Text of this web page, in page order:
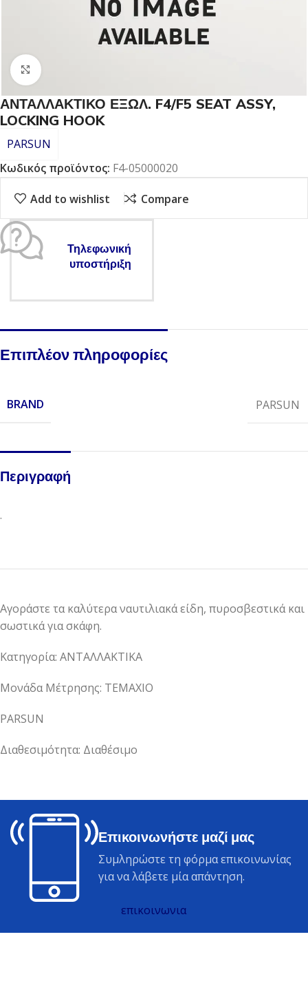
Click to enlarge
ΑΝΤΑΛΛΑΚΤΙΚΟ ΕΞΩΛ. F4/F5 SEAT ASSY,
LOCKING HOOK
PARSUN
Κωδικός προϊόντος: F4-05000020
Add to wishlist Compare
Τηλεφωνική
υποστήριξη
Επιπλέον πληροφορίες
BRAND PARSUN
Περιγραφή
.
Αγοράστε τα καλύτερα ναυτιλιακά είδη, πυροσβεστικά και
σωστικά για σκάφη.
Κατηγορία: ΑΝΤΑΛΛΑΚΤΙΚΑ
Μονάδα Μέτρησης: ΤΕΜΑΧΙΟ
PARSUN
Διαθεσιμότητα: Διαθέσιμο
Επικοινωνήστε μαζί μας
Συμληρώστε τη φόρμα επικοινωνίας
για να λάβετε μία απάντηση.
επικοινωνια